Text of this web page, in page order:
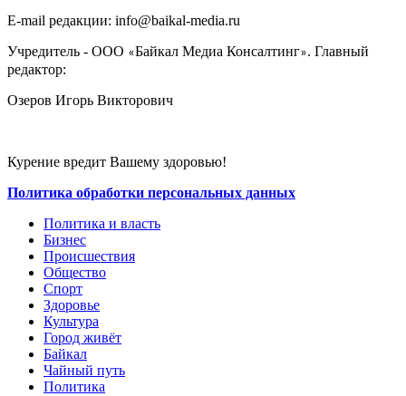
E-mail редакции: info@baikal-media.ru
Учредитель - ООО «Байкал Медиа Консалтинг». Главный
редактор:
Озеров Игорь Викторович
Курение вредит Вашему здоровью!
Политика обработки персональных данных
Политика и власть
Бизнес
Происшествия
Общество
Cпорт
Здоровье
Культура
Город живёт
Байкал
Чайный путь
Политика